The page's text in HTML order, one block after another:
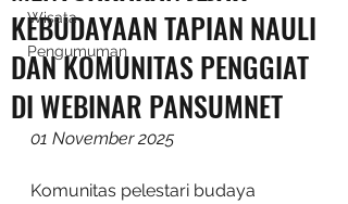
Wisata
Pengumuman
KEBUDAYAAN TAPIAN NAULI
DAN KOMUNITAS PENGGIAT
DI WEBINAR PANSUMNET
01 November 2025
Komunitas pelestari budaya